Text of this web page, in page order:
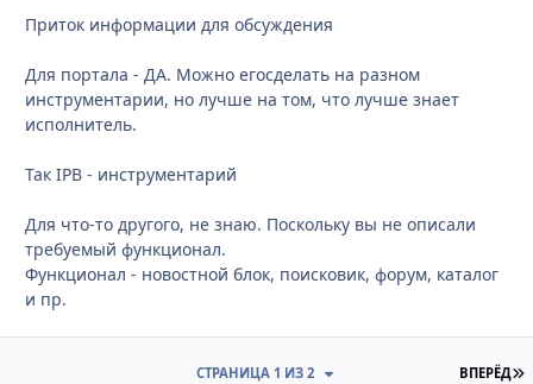
Приток информации для обсуждения
Для портала - ДА. Можно егосделать на разном
инструментарии, но лучше на том, что лучше знает
исполнитель.
Так IPB - инструментарий
Для что-то другого, не знаю. Поскольку вы не описали
требуемый функционал.
Функционал - новостной блок, поисковик, форум, каталог
и пр.
ВПЕРЁД
СТРАНИЦА 1 ИЗ 2